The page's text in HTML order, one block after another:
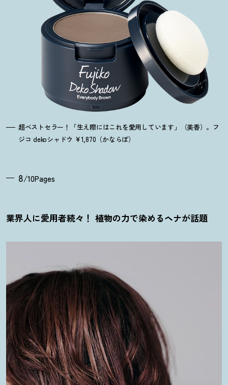
超ベストセラー ！
「生え際にはこれを愛用しています」（美香）。フ
ジコ dekoシャドウ ¥1,870（かならぼ）
8/10Pages
業界人に愛用者続々 ！ 植物の力で染めるヘナが話題